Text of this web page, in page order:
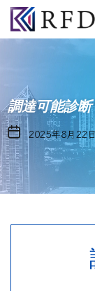
Skip
the
調達可能診断
2025年8月22日